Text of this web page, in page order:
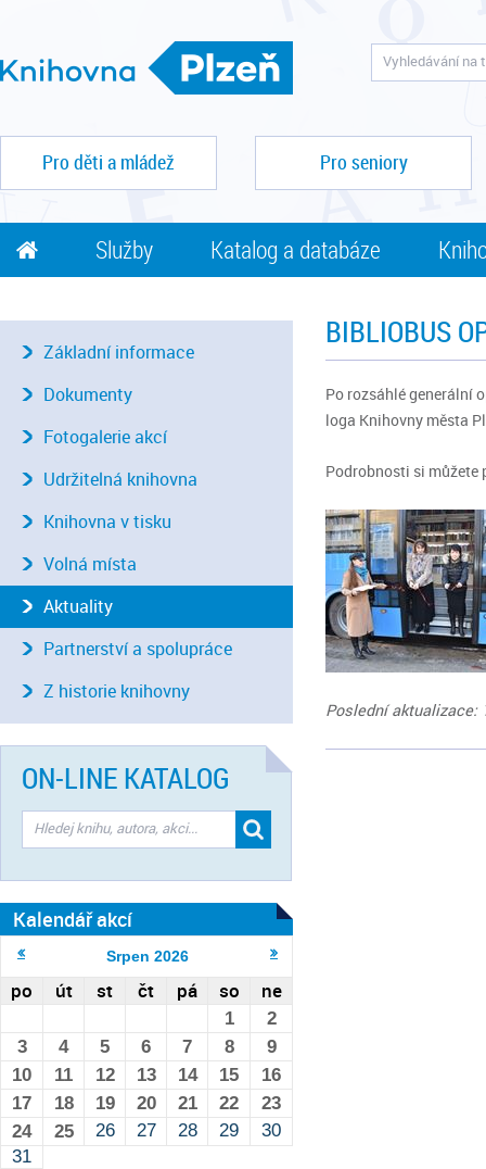
Pro děti a mládež Pro seniory
Služby Katalog a databáze
BIBLIOBUS
Po rozsáhlé generální
loga Knihovny města
Podrobnosti si můžete
Poslední aktualizace:
Základní informace
Dokumenty
Fotogalerie akcí
Udržitelná knihovna
Knihovna v tisku
Volná místa
Aktuality
Partnerství a spolupráce
Z historie knihovny
ON-LINE KATALOG
Kalendář akcí
Srpen 2026
po út st čt pá so ne
1
2
3
4 5 6 7 8
9
10
11 12 13 14 15
16
17
18 19 20 21 22
23
24
25 26 27 28 29
30
31